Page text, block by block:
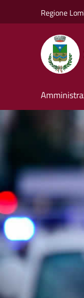
Regione